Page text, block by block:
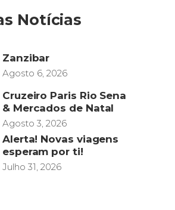
Notícias
Zanzibar
Agosto 6, 2026
Cruzeiro Paris Rio Sena
& Mercados de Natal
Agosto 3, 2026
Alerta! Novas viagens
esperam por ti!
Julho 31, 2026